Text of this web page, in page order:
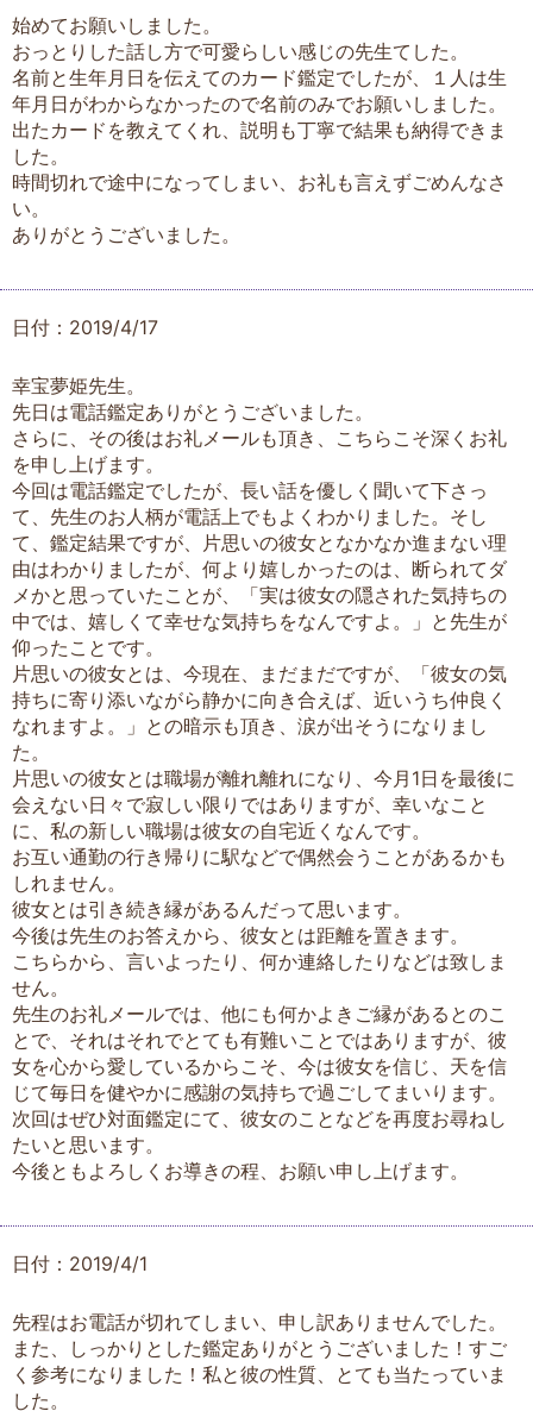
始めてお願いしました。
おっとりした話し方で可愛らしい感じの先生てした。
名前と生年月日を伝えてのカード鑑定でしたが、１人は生
年月日がわからなかったので名前のみでお願いしました。
出たカードを教えてくれ、説明も丁寧で結果も納得できま
した。
時間切れで途中になってしまい、お礼も言えずごめんなさ
い。
ありがとうございました。
日付：2019/4/17
幸宝夢姫先生。
先日は電話鑑定ありがとうございました。
さらに、その後はお礼メールも頂き、こちらこそ深くお礼
を申し上げます。
今回は電話鑑定でしたが、長い話を優しく聞いて下さっ
て、先生のお人柄が電話上でもよくわかりました。そし
て、鑑定結果ですが、片思いの彼女となかなか進まない理
由はわかりましたが、何より嬉しかったのは、断られてダ
メかと思っていたことが、「実は彼女の隠された気持ちの
中では、嬉しくて幸せな気持ちをなんですよ。」と先生が
仰ったことです。
片思いの彼女とは、今現在、まだまだですが、「彼女の気
持ちに寄り添いながら静かに向き合えば、近いうち仲良く
なれますよ。」との暗示も頂き、涙が出そうになりまし
た。
片思いの彼女とは職場が離れ離れになり、今月1日を最後に
会えない日々で寂しい限りではありますが、幸いなこと
に、私の新しい職場は彼女の自宅近くなんです。
お互い通勤の行き帰りに駅などで偶然会うことがあるかも
しれません。
彼女とは引き続き縁があるんだって思います。
今後は先生のお答えから、彼女とは距離を置きます。
こちらから、言いよったり、何か連絡したりなどは致しま
せん。
先生のお礼メールでは、他にも何かよきご縁があるとのこ
とで、それはそれでとても有難いことではありますが、彼
女を心から愛しているからこそ、今は彼女を信じ、天を信
じて毎日を健やかに感謝の気持ちで過ごしてまいります。
次回はぜひ対面鑑定にて、彼女のことなどを再度お尋ねし
たいと思います。
今後ともよろしくお導きの程、お願い申し上げます。
日付：2019/4/1
先程はお電話が切れてしまい、申し訳ありませんでした。
また、しっかりとした鑑定ありがとうございました！すご
く参考になりました！私と彼の性質、とても当たっていま
した。